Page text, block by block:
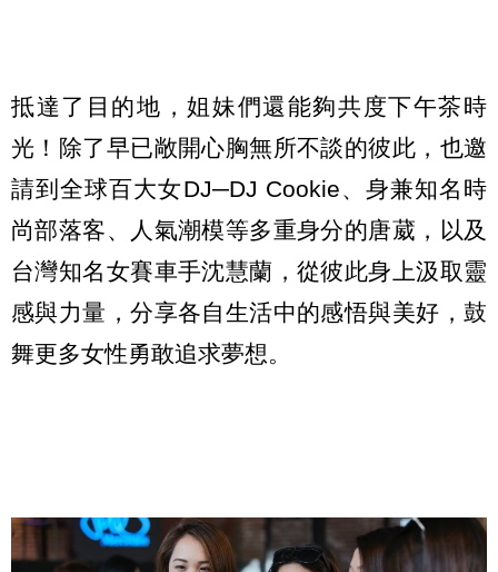
抵達了目的地，姐妹們還能夠共度下午茶時
光！除了早已敞開心胸無所不談的彼此，也邀
請到全球百大女DJ─DJ Cookie、身兼知名時
尚部落客、人氣潮模等多重身分的唐葳，以及
台灣知名女賽車手沈慧蘭，從彼此身上汲取靈
感與力量，分享各自生活中的感悟與美好，鼓
舞更多女性勇敢追求夢想。